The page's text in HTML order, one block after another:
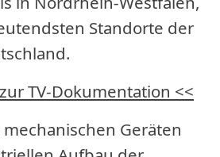
Standorte der
TV-Dokumentation <<
Geräten